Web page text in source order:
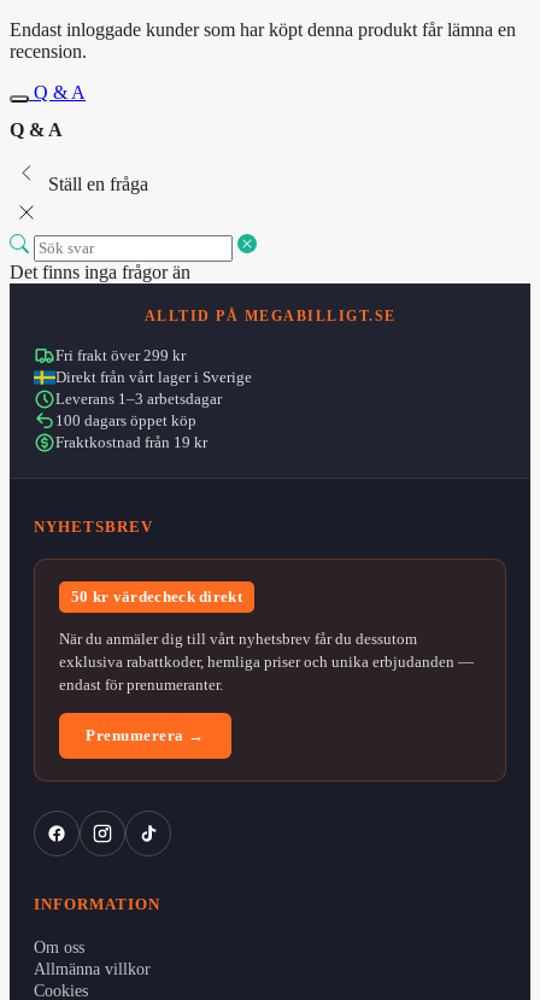
Endast inloggade kunder som har köpt denna produkt får lämna en
recension.
Q & A
Q & A
Ställ en fråga
Det finns inga frågor än
ALLTID PÅ MEGABILLIGT.SE
Fri frakt över 299 kr
Direkt från vårt lager i Sverige
Leverans 1–3 arbetsdagar
100 dagars öppet köp
Fraktkostnad från 19 kr
NYHETSBREV
50 kr värdecheck direkt
När du anmäler dig till vårt nyhetsbrev får du dessutom
exklusiva rabattkoder, hemliga priser och unika erbjudanden —
endast för prenumeranter.
Prenumerera →
INFORMATION
Om oss
Allmänna villkor
Cookies